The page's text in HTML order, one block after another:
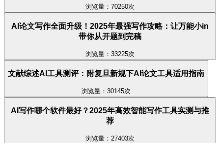
浏览量：70250次
AI论文写作全面升级！2025年最强写作攻略：让万能小in
带你从开题到完稿
浏览量：33225次
文献综述AI工具测评：附复旦新规下AI论文工具适用指南
浏览量：30145次
AI写作哪个软件最好？2025年高效智能写作工具实测与推
荐
浏览量：27403次